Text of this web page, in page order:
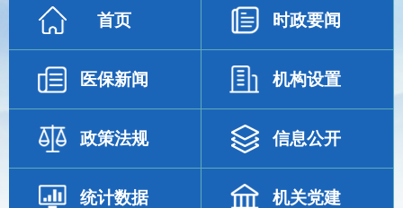
首页 时政要闻
医保新闻 机构设置
政策法规 信息公开
统计数据 机关党建